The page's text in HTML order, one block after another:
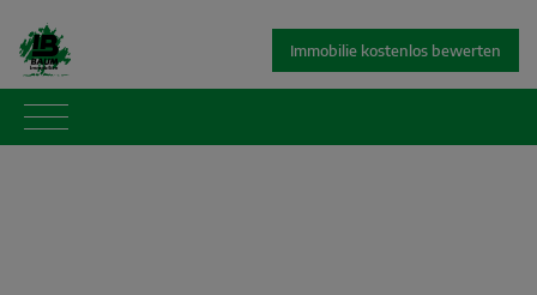
Immobilie kostenlos bewerten